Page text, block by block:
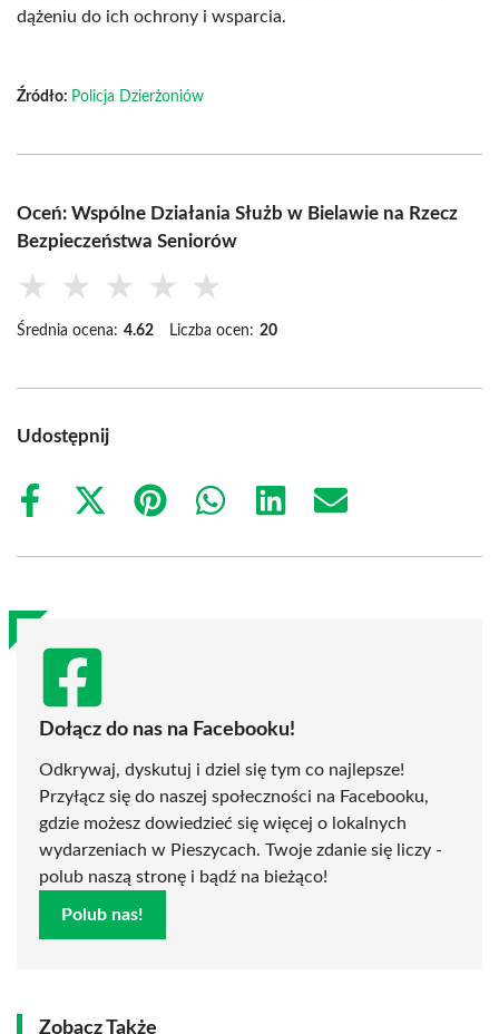
dążeniu do ich ochrony i wsparcia.
Źródło: Policja Dzierżoniów
Oceń: Wspólne Działania Służb w Bielawie na Rzecz
Bezpieczeństwa Seniorów
★ ★ ★ ★ ★
Średnia ocena: 4.62 Liczba ocen: 20
Udostępnij
Share
Share
(Twitter)
Share
Share
Share
Share
Dołącz do nas na Facebooku!
Odkrywaj, dyskutuj i dziel się tym co najlepsze!
Przyłącz się do naszej społeczności na Facebooku,
gdzie możesz dowiedzieć się więcej o lokalnych
wydarzeniach w Pieszycach. Twoje zdanie się liczy -
polub naszą stronę i bądź na bieżąco!
Polub nas!
Zobacz Także